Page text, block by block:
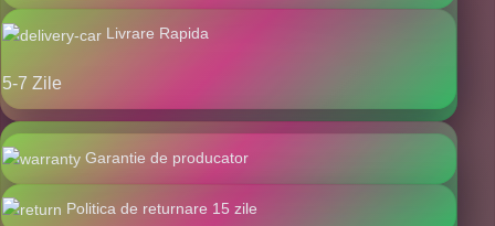
Livrare Rapida
5-7 Zile
Garantie de producator
Politica de returnare 15 zile